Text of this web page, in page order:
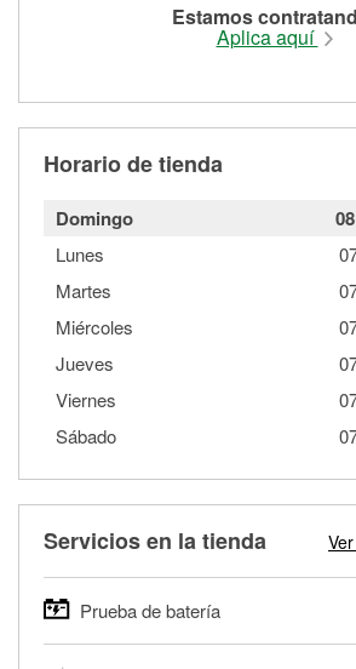
Estamos
Aplica aquí
Horario de tienda
Domingo
Lunes
Martes
Miércoles
Jueves
Viernes
Sábado
Servicios en la tienda
Prueba de batería